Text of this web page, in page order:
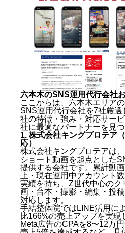
六本木のSNS運用代行会社
ここからは、六本木エリア
SNS運用代行会社を7社厳
社の特徴・強み・対応サー
社に最適なパートナーを見つ
1. 株式会社キングプロテア
応）
株式会社キングプロテアは
ショート動画を起点とした
提供する会社です。累計動
上・現在運用中アカウント
実績を持ち、Z世代中心のク
画・台本・撮影・編集・投
対応します。
手結整体院ではLINE活用に
比166%の売上アップを実現
Meta広告のCPAを8〜12万